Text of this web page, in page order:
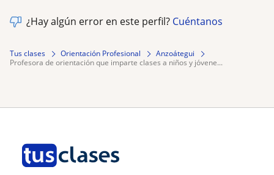
¿Hay algún error en este perfil? Cuéntanos
Tus clases Orientación Profesional
Anzoátegui
profesora de orientación que imparte clases a niños y jóvene...